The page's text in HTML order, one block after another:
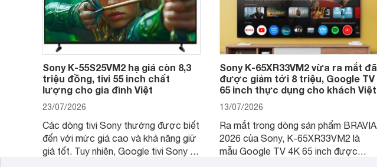
Sony K-55S25VM2 hạ giá còn 8,3
triệu đồng, tivi 55 inch chất
lượng cho gia đình Việt
23/07/2026
Các dòng tivi Sony thường được biết
đến với mức giá cao và khả năng giữ
giá tốt. Tuy nhiên, Google tivi Sony 55
Sony K-65XR33VM2 vừa ra mắt đã
được giảm tới 8 triệu, Google TV
65 inch thực dụng cho khách Việt
13/07/2026
Ra mắt trong dòng sản phẩm BRAVIA
2026 của Sony, K-65XR33VM2 là
mẫu Google TV 4K 65 inch được